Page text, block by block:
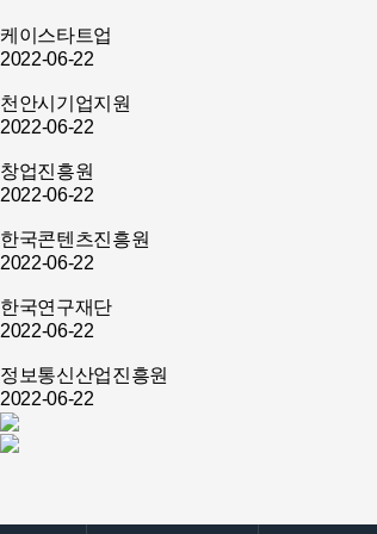
케이스타트업
2022-06-22
천안시기업지원
2022-06-22
창업진흥원
2022-06-22
한국콘텐츠진흥원
2022-06-22
한국연구재단
2022-06-22
정보통신산업진흥원
2022-06-22